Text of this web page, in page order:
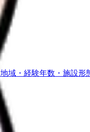
地域・経験年数・施設形